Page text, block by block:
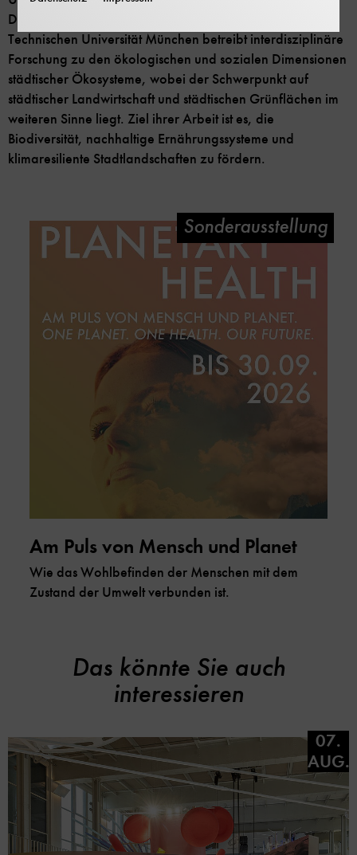
Der Lehrstuhl für Urban Productive Ecosystems an der
Technischen Universität München betreibt interdisziplinäre
Forschung zu den ökologischen und sozialen Dimensionen
städtischer Ökosysteme, wobei der Schwerpunkt auf
städtischer Landwirtschaft und städtischen Grünflächen im
weiteren Sinne liegt. Ziel ihrer Arbeit ist es, die
Biodiversität, nachhaltige Ernährungssysteme und
klimaresiliente Stadtlandschaften zu fördern.
Am Puls von Mensch und Planet
Wie das Wohlbefinden der Menschen mit dem
Zustand der Umwelt verbunden ist.
Sonderausstellung
Das könnte Sie auch
interessieren
07.
AUG.